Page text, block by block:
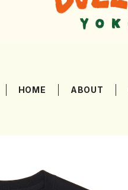
HOME ABOUT